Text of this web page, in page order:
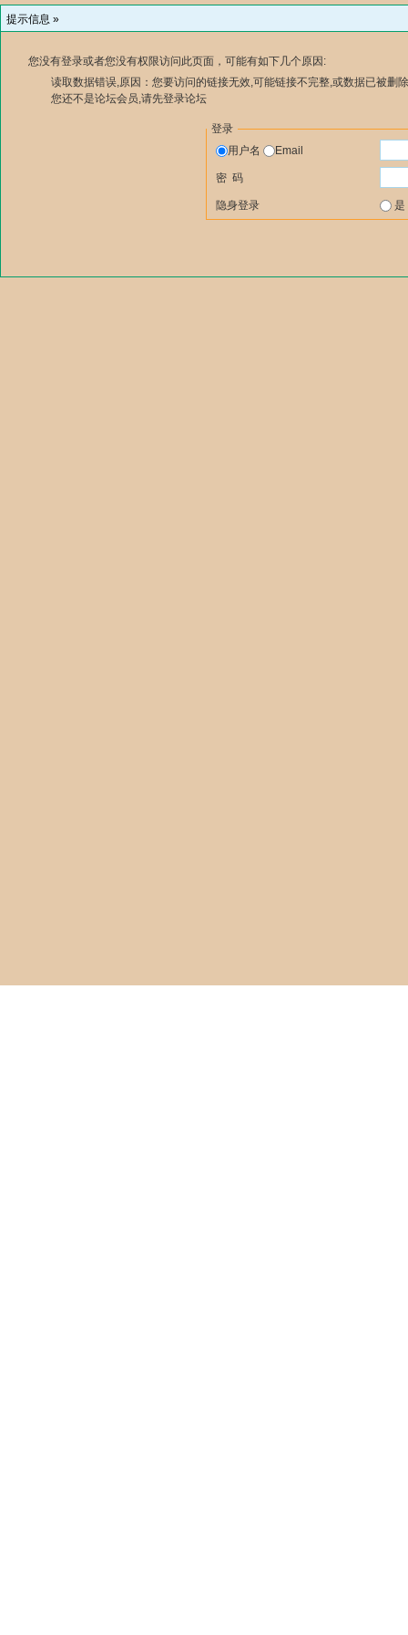
提示信息 »
您没有登录或者您没有权限访问此页面，可能有如下几个原因:
读取数据错误,原因：您要访问的链接无效,可能链接不完整,或数据已被删
您还不是论坛会员,请先登录论坛
登录
用户名
Email
密 码
隐身登录